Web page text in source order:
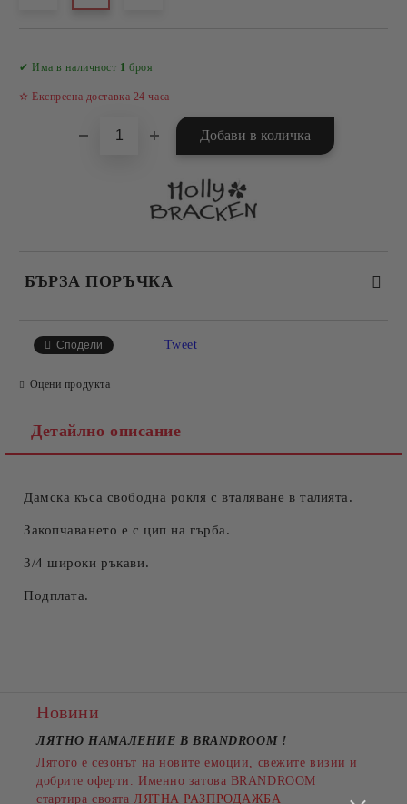
✔ Има в наличност 1 броя
✫ Експресна доставка 24 часа
БЪРЗА ПОРЪЧКА
Съгласен съм сПолитиката за лични данни
Ние ще се свържем с вас в рамките на работния ден.
Сподели Tweet
Оцени продукта
Детайлно описание
Дамска къса свободна рокля с вталяване в талията.
Закопчаването е с цип на гърба.
3/4 широки ръкави.
Подплата.
Новини
ЛЯТНО НАМАЛЕНИЕ В BRANDROOM !
Лятото е сезонът на новите емоции, свежите визии и
добрите оферти. Именно затова BRANDROOM
стартира своята ЛЯТНА РАЗПРОДАЖБА